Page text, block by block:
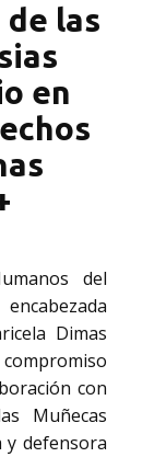
de las
en
del
Dimas
con
Muñecas
y defensora